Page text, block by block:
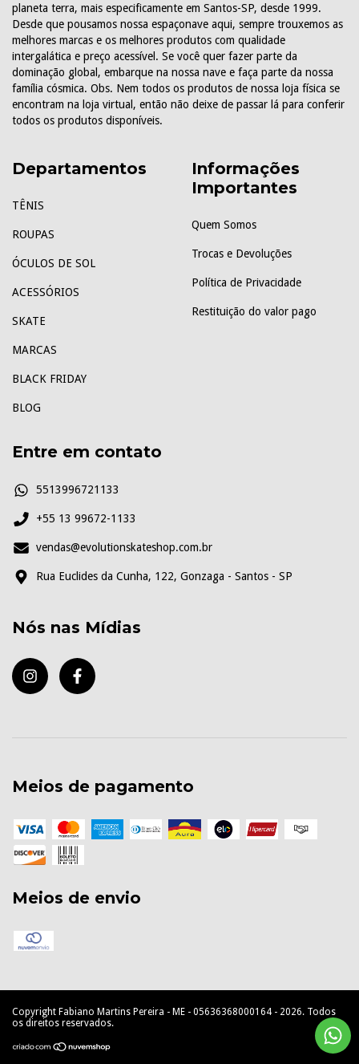
planeta terra, mais especificamente em Santos-SP, desde 1999.
Desde que pousamos nossa espaçonave aqui, sempre trouxemos as
melhores marcas e os melhores produtos com qualidade
intergalática e preço acessível. Se você quer fazer parte da
dominação global, embarque na nossa nave e faça parte da nossa
família cósmica. Obs. Nem todos os produtos de nossa loja física se
encontram na loja virtual, então não deixe de passar lá para conferir
todos os produtos disponíveis.
Departamentos
TÊNIS
ROUPAS
ÓCULOS DE SOL
ACESSÓRIOS
SKATE
MARCAS
BLACK FRIDAY
BLOG
Informações
Importantes
Quem Somos
Trocas e Devoluções
Política de Privacidade
Restituição do valor pago
Entre em contato
5513996721133
+55 13 99672-1133
vendas@evolutionskateshop.com.br
Rua Euclides da Cunha, 122, Gonzaga - Santos - SP
Nós nas Mídias
Meios de pagamento
Meios de envio
Copyright Fabiano Martins Pereira - ME - 05636368000164 - 2026. Todos
os direitos reservados.